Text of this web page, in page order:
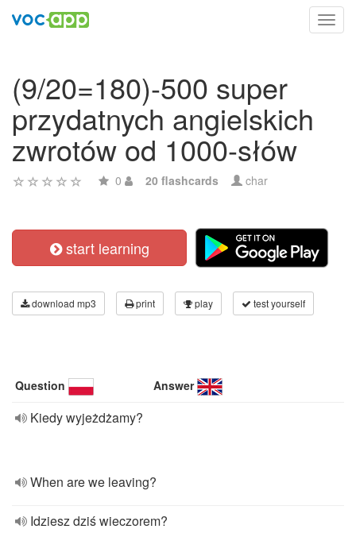
(9/20=180)-500 super
przydatnych angielskich
zwrotów od 1000-słów
0 20 flashcards char
start learning
download mp3 print play test yourself
Question Answer
Kiedy wyjeżdżamy?
When are we leaving?
Idziesz dziś wieczorem?